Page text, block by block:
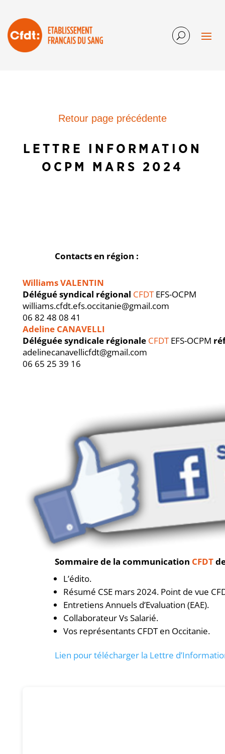
Retour page précédente
LETTRE INFORMATION
OCPM MARS 2024
Contacts en région :
Williams VALENTIN
Délégué syndical régional CFDTEFS-OCPM
williams.cfdt.efs.occitanie@gmail.com
06 82 48 08 41
Adeline CANAVELLI
Déléguée syndicale régionale CFDTEFS-OCPM
adelinecanavellicfdt@gmail.com
06 65 25 39 16
Sommaire de la communication CFDT
L’édito.
Résumé CSE mars 2024. Point de vue
Entretiens Annuels d’Evaluation (EAE).
Collaborateur Vs Salarié.
Vos représentants CFDT en Occitanie.
Lien pour télécharger la Lettre